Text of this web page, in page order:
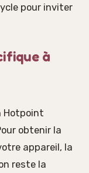
pour inviter
à
Hotpoint
obtenir la
appareil, la
reste la